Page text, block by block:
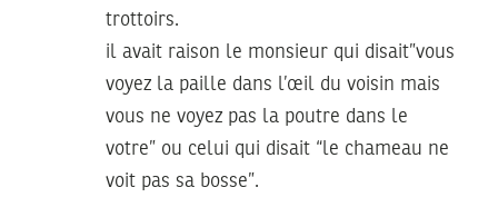
trottoirs.
il avait raison le monsieur qui disait”vous
voyez la paille dans l’œil du voisin mais
vous ne voyez pas la poutre dans le
votre” ou celui qui disait “le chameau ne
voit pas sa bosse”.